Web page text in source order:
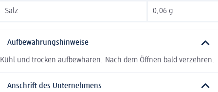
Salz 0,06 g
Aufbewahrungshinweise
Kühl und trocken aufbewharen. Nach dem Öffnen bald verzehren.
Anschrift des Unternehmens